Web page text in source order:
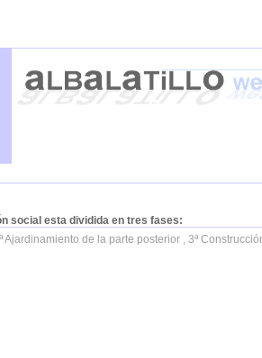
social esta dividida en tres fases:
Ajardinamiento de la parte posterior , 3ª